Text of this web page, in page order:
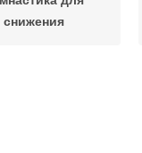
снижения